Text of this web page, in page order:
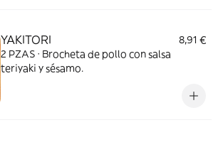
YAKITORI
8,91 €
2 PZAS · Brocheta de pollo con salsa
teriyaki y sésamo.